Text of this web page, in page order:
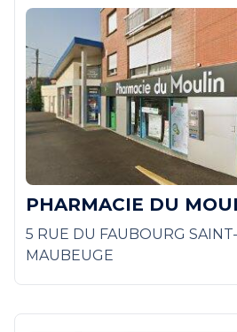
PHARMACIE DU
5 RUE DU FAUBOURG
MAUBEUGE